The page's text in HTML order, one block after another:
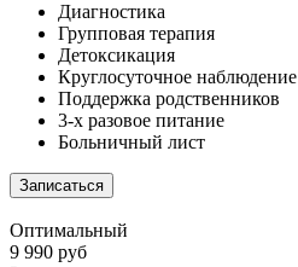
Диагностика
Групповая терапия
Детоксикация
Круглосуточное наблюдение
Поддержка родственников
3-х разовое питание
Больничный лист
Записаться
Оптимальный
9 990 руб